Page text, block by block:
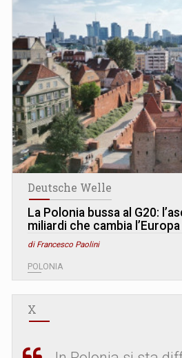
Deutsche Welle
La Polonia bussa al G20:
miliardi che cambia l’Europa
di Francesco Paolini
POLONIA
X